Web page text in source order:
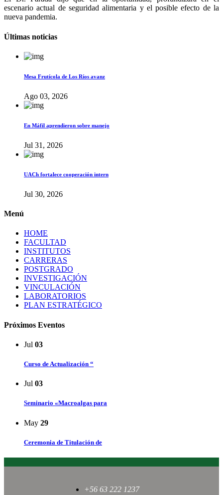
escenario actual de seguridad alimentaria y el posible efecto de la
nueva pandemia.
Últimas noticias
Mesa Frutícola de Los Ríos avanz
Ago 03, 2026
En Máfil aprendieron sobre manejo
Jul 31, 2026
UACh fortalece cooperación intern
Jul 30, 2026
Menú
HOME
FACULTAD
INSTITUTOS
CARRERAS
POSTGRADO
INVESTIGACIÓN
VINCULACIÓN
LABORATORIOS
PLAN ESTRATÉGICO
Próximos Eventos
Jul 03
Curso de Actualización “
Jul 03
Seminario «Macroalgas para
May 29
Ceremonia de Titulación de
+56 63 222 1237